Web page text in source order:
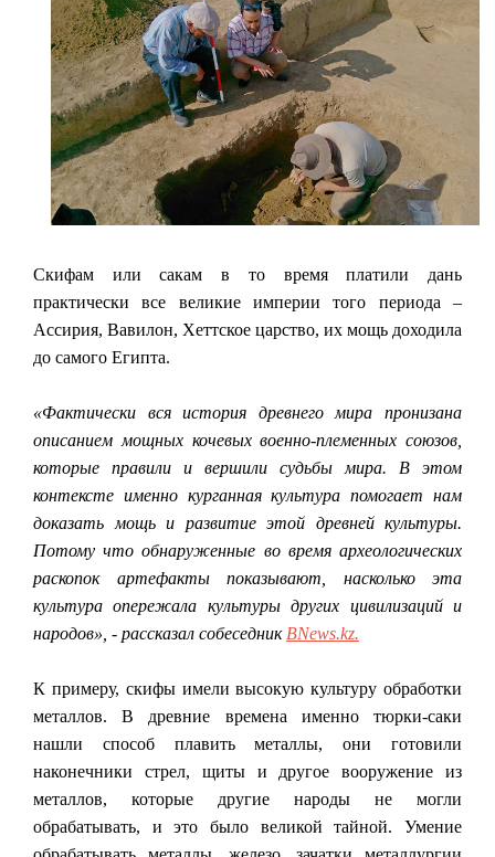
Скифам или сакам в то время платили дань
практически все великие империи того периода –
Ассирия, Вавилон, Хеттское царство, их мощь доходила
до самого Египта.
«Фактически вся история древнего мира пронизана
описанием мощных кочевых военно-племенных союзов,
которые правили и вершили судьбы мира. В этом
контексте именно курганная культура помогает нам
доказать мощь и развитие этой древней культуры.
Потому что обнаруженные во время археологических
раскопок артефакты показывают, насколько эта
культура опережала культуры других цивилизаций и
народов», - рассказал собеседник BNews.kz.
К примеру, скифы имели высокую культуру обработки
металлов. В древние времена именно тюрки-саки
нашли способ плавить металлы, они готовили
наконечники стрел, щиты и другое вооружение из
металлов, которые другие народы не могли
обрабатывать, и это было великой тайной. Умение